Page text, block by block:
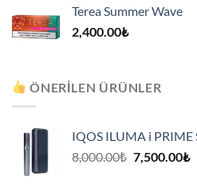
Terea Summer Wave
2,400.00₺
ÖNERILEN ÜRÜNLER
IQOS ILUMA i PRIME
8,000.00₺ Orijinal
7,500.00₺Şu